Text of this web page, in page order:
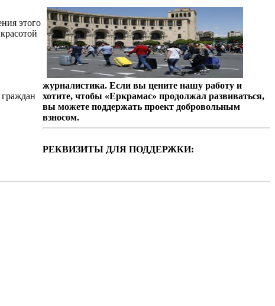
этого
журналистика. Если вы цените нашу работу и
хотите, чтобы «Еркрамас» продолжал развиваться,
вы можете поддержать проект добровольным
взносом.
РЕКВИЗИТЫ ДЛЯ ПОДДЕРЖКИ: